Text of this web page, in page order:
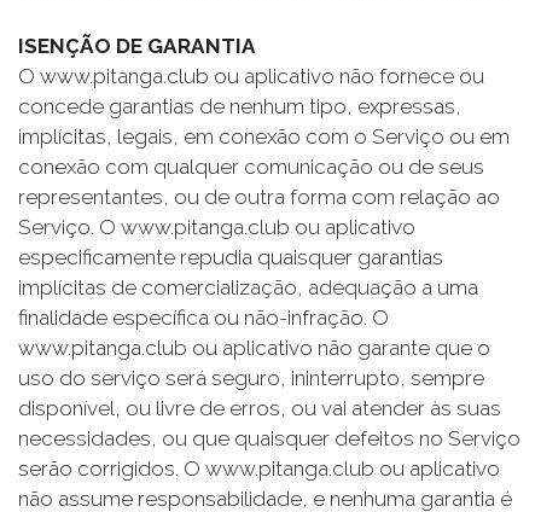
ISENÇÃO DE GARANTIA
O www.pitanga.club ou aplicativo não fornece ou
concede garantias de nenhum tipo, expressas,
implícitas, legais, em conexão com o Serviço ou em
conexão com qualquer comunicação ou de seus
representantes, ou de outra forma com relação ao
Serviço. O www.pitanga.club ou aplicativo
especificamente repudia quaisquer garantias
implícitas de comercialização, adequação a uma
finalidade específica ou não-infração. O
www.pitanga.club ou aplicativo não garante que o
uso do serviço será seguro, ininterrupto, sempre
disponível, ou livre de erros, ou vai atender às suas
necessidades, ou que quaisquer defeitos no Serviço
serão corrigidos. O www.pitanga.club ou aplicativo
não assume responsabilidade, e nenhuma garantia é